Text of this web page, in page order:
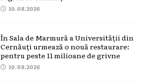
10.08.2026
În Sala de Marmură a Universității din
Cernăuți urmează o nouă restaurare:
pentru peste 11 milioane de grivne
10.08.2026